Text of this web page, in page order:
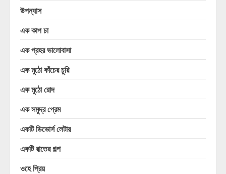
উপন্যাস
এক কাপ চা
এক প্রহর ভালোবাসা
এক মুঠো কাঁচের চুরি
এক মুঠো রোদ
এক সমুদ্র প্রেম
একটি ডিভোর্স লেটার
একটি রাতের গল্প
ওহে প্রিয়